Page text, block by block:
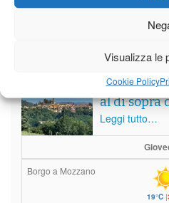
Visualizza le
Cookie Policy
Meteo
Sole e
al di sopra
Leggi tutto…
Borgo a Mozzano
19°C |